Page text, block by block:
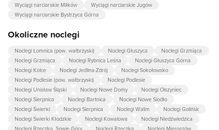
Wyciągi narciarskie Miłków
Wyciągi narciarskie Jugów
Wyciągi narciarskie Bystrzyca Górna
Okoliczne noclegi
Noclegi Łomnica (pow. wałbrzyski) Noclegi Głuszyca
Noclegi Grzmiąca
Noclegi Grzmiąca
Noclegi Rybnica Leśna
Noclegi Głuszyca Górna
Noclegi Kolce
Noclegi Jedlina-Zdrój
Noclegi Sokołowsko
Noclegi Podlesie (pow. wałbrzyski)
Noclegi Podlesie
Noclegi Unisław Śląski
Noclegi Nowe Domy
Noclegi Olszyniec
Noclegi Sierpnica
Noclegi Bartnica
Noclegi Nowe Siodło
Noclegi Świerki
Noclegi Sierpnica Noclegi Walim
Noclegi Golińsk
Noclegi Świerki Kłodzkie
Noclegi Kowalowa
Noclegi Niedźwiedzica
Noclegi Rzeczka, Sowie Góry
Noclegi Rzeczka
Noclegi Mieroszów